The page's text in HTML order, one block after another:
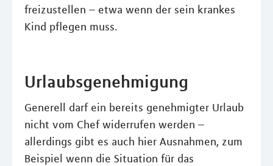
freizustellen – etwa wenn der sein krankes
Kind pflegen muss.
Urlaubsgenehmigung
Generell darf ein bereits genehmigter Urlaub
nicht vom Chef widerrufen werden –
allerdings gibt es auch hier Ausnahmen, zum
Beispiel wenn die Situation für das